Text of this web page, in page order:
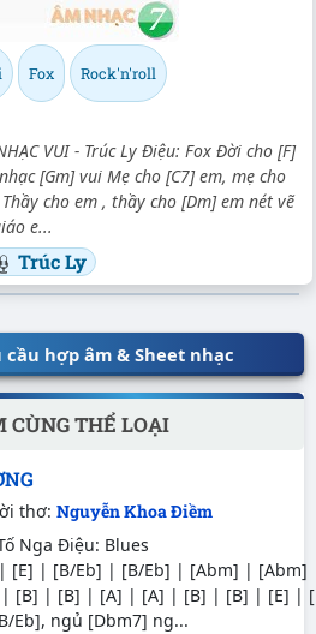
Fox Rock'n'roll
VUI - Trúc Ly Điệu: Fox Đời cho [F]
[Gm] vui Mẹ cho [C7] em, mẹ cho
cho em , thầy cho [Dm] em nét vẽ
e...
Trúc Ly
cầu hợp âm & Sheet nhạc
CÙNG THỂ LOẠI
thơ: Nguyễn Khoa Điềm
Nga Điệu: Blues
[E] | [B/Eb] | [B/Eb] | [Abm] | [Abm]
[B] | [B] | [A] | [A] | [B] | [B] | [E] |
Eb], ngủ [Dbm7] ng...